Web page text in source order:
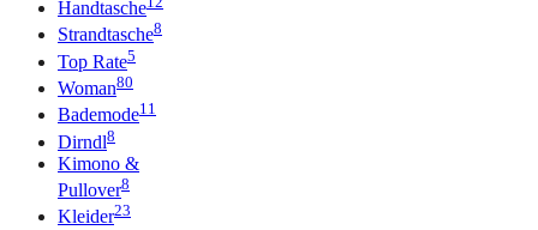
Handtasche
Strandtasche8
Top Rate5
Woman80
Bademode11
Dirndl8
Kimono &
Pullover8
Kleider23